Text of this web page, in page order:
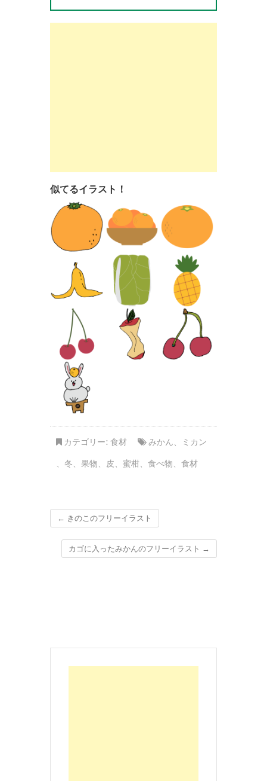
似てるイラスト！
カテゴリー: 食材 みかん、
ミカン
、 冬、 果物、 皮、 蜜柑、 食べ物、 食材
← きのこのフリーイラスト
カゴに入ったみかんのフリーイラスト →